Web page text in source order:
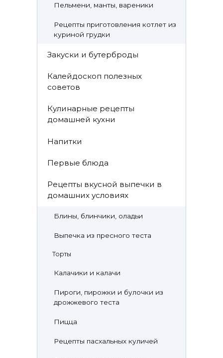
Пельмени, манты, вареники
Рецепты приготовления котлет из
куриной грудки
Закуски и бутерброды
Калейдоскоп полезных
советов
Кулинарные рецепты
домашней кухни
Напитки
Первые блюда
Рецепты вкусной выпечки в
домашних условиях
Блины, блинчики, оладьи
Выпечка из пресного теста
Торты
Калачики и калачи
Пироги, пирожки и булочки из
дрожжевого теста
Пицца
Рецепты пасхальных куличей